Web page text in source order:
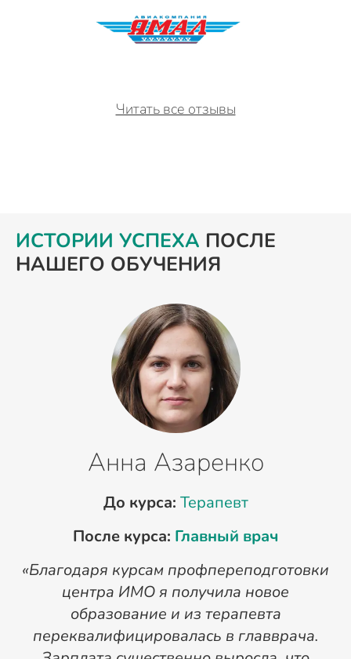
Читать все отзывы
ИСТОРИИ УСПЕХА ПОСЛЕ
НАШЕГО ОБУЧЕНИЯ
Анна Азаренко
До курса: Терапевт
После курса: Главный врач
«Благодаря курсам профпереподготовки
центра ИМО я получила новое
образование и из терапевта
переквалифицировалась в главврача.